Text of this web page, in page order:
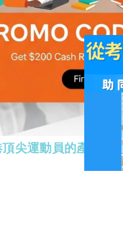
頂尖運動員的產地